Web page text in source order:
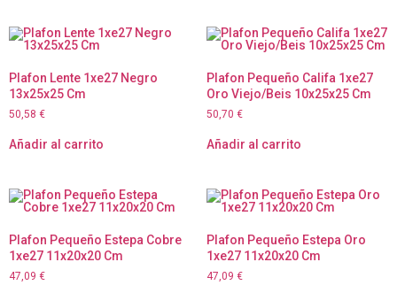
Plafon Lente 1xe27 Negro
13x25x25 Cm
50,58 €
Añadir al carrito
Plafon Pequeño Califa 1xe27
Oro Viejo/Beis 10x25x25 Cm
50,70 €
Añadir al carrito
Plafon Pequeño Estepa Cobre
1xe27 11x20x20 Cm
47,09 €
Plafon Pequeño Estepa Oro
1xe27 11x20x20 Cm
47,09 €